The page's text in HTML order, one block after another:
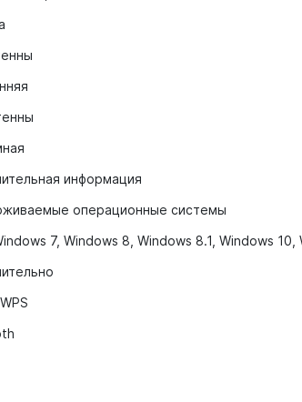
информация
операционные системы
7, Windows 8, Windows 8.1, Windows 10,